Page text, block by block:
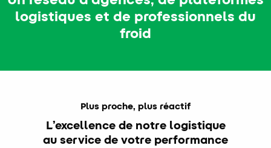
logistiques et de professionnels du
froid
Plus proche, plus réactif
L’excellence de notre logistique
au service de votre performance